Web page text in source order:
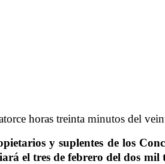
horas treinta minutos del
y suplentes de los
el tres de febrero del dos